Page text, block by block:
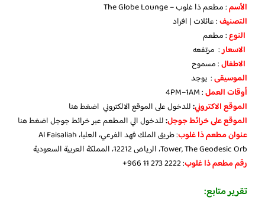
الأسم: مطعم ذا غلوب – The Globe Lounge
التصنيف: عائلات | افراد
النوع: مطعم
الاسعار: مرتفعه
الاطفال: مسموح
الموسيقى: يوجد
أوقات العمل: 4PM–1AM
الموقع الاكتروني:للدخول على الموقع الالكتروني اضغط هنا
الموقع على خرائط جوجل:للدخول الي المطعم عبر خرائط جوجلاضغط هنا
عنوان مطعم ذا غلوب
: طريق الملك فهد الفرعي، العليا، Al Faisaliah
Tower, The Geodesic Orb، الرياض 12212، المملكة العربية السعودية
رقم مطعم ذا غلوب: ‪+966 11 273 2222‬‏
تقرير متابع: